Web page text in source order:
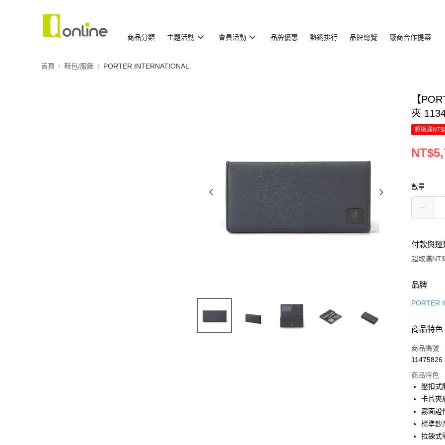
商品分類 主題活動 會員活動 品牌優惠 熱銷排行 品牌總覽 廠商合作提案
首頁 鞋包/服飾 PORTER INTERNATIONAL
【
夾
超取滿
數量
付款與
超取滿
付款方式
信用卡一
合作金
華南商
上海商
國泰世
臺灣中
聯邦商
元大商
玉山商
LINE Pay
Apple Pay
街口支付
悠遊付
Google
品牌
PORTER
商品特色
商品編號
11475826
商品特色
壓扣式
卡片夾
霧面證
標準鈔
拉鍊式